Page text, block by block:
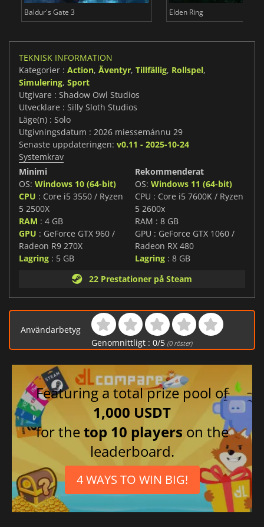
Baldur's Gate 3 Elden Ring
TEKNISK INFORMATION
Kategorier : Action, Äventyr, Tillfällig, Rollspel,
Simulering, Sport
Utgivare : Shadow Owl Studios
Utvecklare : Silly Sloth Studios
Läge(n) : Solo
Utgivningsdatum : 2026 miessemánnu 29
Senaste uppdateringen: v0.11 - 2025-10-24
Systemkrav
Minimi
OS: Windows 10 (64-bit)
CPU : Core i5 3550 / Ryzen
5 2500X
RAM : 4 GB
GPU : GeForce GTX 960 /
Radeon R9 270X
Lagring : 5 GB
Rekommenderat
OS: Windows 11 (64-bit)
CPU : Core i5 7600K / Ryzen
5 2600x
RAM : 8 GB
GPU : GeForce GTX 1060 /
Radeon RX 480
Lagring : 8 GB
22 Prestationer på Steam
Användarbetyg
Genomnittligt : 0/5 (0röster)
Featuring a total prize pool of
1,000 USDT
for thetop 10 players on the
leaderboard.
4 WAYS TO WIN BIG!